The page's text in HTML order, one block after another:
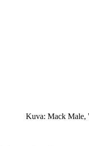
Kuva: Mack Male,